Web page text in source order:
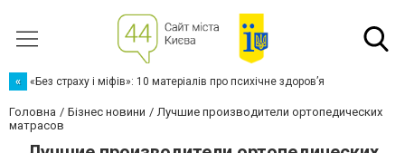
« «Без страху і міфів»: 10 матеріалів про психічне здоров’я
Головна Бізнес новини
Лучшие производители ортопедических
матрасов